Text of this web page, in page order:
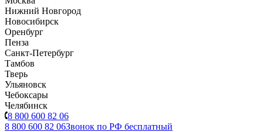
Нижний Новгород
Новосибирск
Оренбург
Пенза
Санкт-Петербург
Тамбов
Тверь
Ульяновск
Чебоксары
Челябинск
8 800 600 82 06
8 800 600 82 06Звонок по РФ бесплатный